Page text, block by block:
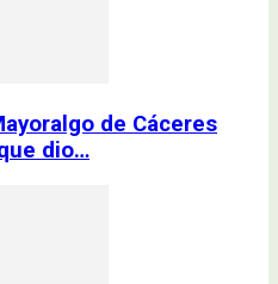
de Cáceres
dio…